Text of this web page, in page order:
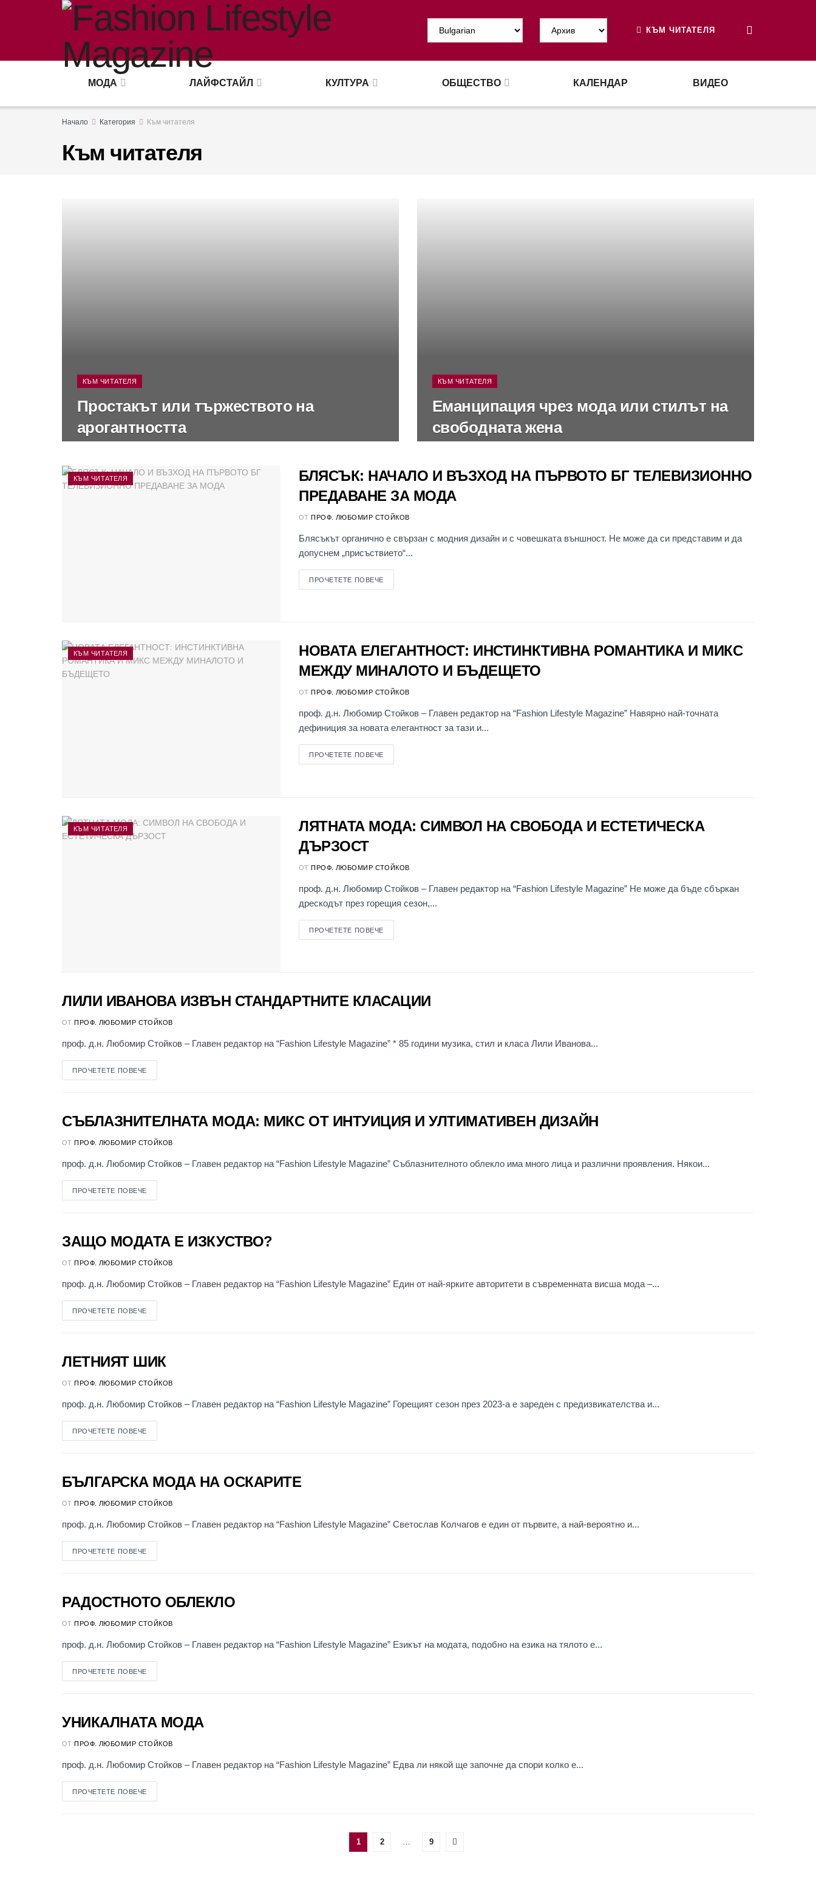
КЪМ ЧИТАТЕЛЯ
МОДА ЛАЙФСТАЙЛ КУЛТУРА ОБЩЕСТВО КАЛЕНДАР ВИДЕО
Начало Категория Към читателя
Към читателя
КЪМ ЧИТАТЕЛЯ
Простакът или тържеството на
арогантността
КЪМ ЧИТАТЕЛЯ
Еманципация чрез мода или стилът на
свободната жена
КЪМ ЧИТАТЕЛЯ
БЛЯСЪК: НАЧАЛО И ВЪЗХОД НА ПЪРВОТО БГ ТЕЛЕВИЗИОННО
ПРЕДАВАНЕ ЗА МОДА
ОТ ПРОФ. ЛЮБОМИР СТОЙКОВ
Блясъкът органично е свързан с модния дизайн и с човешката външност. Не може да си представим и да
допуснем „присъствието“...
ПРОЧЕТЕТЕ ПОВЕЧЕ
КЪМ ЧИТАТЕЛЯ
НОВАТА ЕЛЕГАНТНОСТ: ИНСТИНКТИВНА РОМАНТИКА И МИКС
МЕЖДУ МИНАЛОТО И БЪДЕЩЕТО
ОТ ПРОФ. ЛЮБОМИР СТОЙКОВ
проф. д.н. Любомир Стойков – Главен редактор на “Fashion Lifestyle Magazine” Навярно най-точната
дефиниция за новата елегантност за тази и...
ПРОЧЕТЕТЕ ПОВЕЧЕ
КЪМ ЧИТАТЕЛЯ
ЛЯТНАТА МОДА: СИМВОЛ НА СВОБОДА И ЕСТЕТИЧЕСКА
ДЪРЗОСТ
ОТ ПРОФ. ЛЮБОМИР СТОЙКОВ
проф. д.н. Любомир Стойков – Главен редактор на “Fashion Lifestyle Magazine” Не може да бъде сбъркан
дрескодът през горещия сезон,...
ПРОЧЕТЕТЕ ПОВЕЧЕ
КЪМ ЧИТАТЕЛЯ
ЛИЛИ ИВАНОВА ИЗВЪН СТАНДАРТНИТЕ КЛАСАЦИИ
ОТ ПРОФ. ЛЮБОМИР СТОЙКОВ
проф. д.н. Любомир Стойков – Главен редактор на “Fashion Lifestyle Magazine” * 85 години музика, стил и класа Лили Иванова...
ПРОЧЕТЕТЕ ПОВЕЧЕ
КЪМ ЧИТАТЕЛЯ
СЪБЛАЗНИТЕЛНАТА МОДА: МИКС ОТ ИНТУИЦИЯ И УЛТИМАТИВЕН ДИЗАЙН
ОТ ПРОФ. ЛЮБОМИР СТОЙКОВ
проф. д.н. Любомир Стойков – Главен редактор на “Fashion Lifestyle Magazine” Съблазнителното облекло има много лица и различни проявления. Някои...
ПРОЧЕТЕТЕ ПОВЕЧЕ
КЪМ ЧИТАТЕЛЯ
ЗАЩО МОДАТА Е ИЗКУСТВО?
ОТ ПРОФ. ЛЮБОМИР СТОЙКОВ
проф. д.н. Любомир Стойков – Главен редактор на “Fashion Lifestyle Magazine” Един от най-ярките авторитети в съвременната висша мода –...
ПРОЧЕТЕТЕ ПОВЕЧЕ
КЪМ ЧИТАТЕЛЯ
ЛЕТНИЯТ ШИК
ОТ ПРОФ. ЛЮБОМИР СТОЙКОВ
проф. д.н. Любомир Стойков – Главен редактор на “Fashion Lifestyle Magazine” Горещият сезон през 2023-а е зареден с предизвикателства и...
ПРОЧЕТЕТЕ ПОВЕЧЕ
КЪМ ЧИТАТЕЛЯ
БЪЛГАРСКА МОДА НА ОСКАРИТЕ
ОТ ПРОФ. ЛЮБОМИР СТОЙКОВ
проф. д.н. Любомир Стойков – Главен редактор на “Fashion Lifestyle Magazine” Светослав Колчагов е един от първите, а най-вероятно и...
ПРОЧЕТЕТЕ ПОВЕЧЕ
КЪМ ЧИТАТЕЛЯ
РАДОСТНОТО ОБЛЕКЛО
ОТ ПРОФ. ЛЮБОМИР СТОЙКОВ
проф. д.н. Любомир Стойков – Главен редактор на “Fashion Lifestyle Magazine” Езикът на модата, подобно на езика на тялото е...
ПРОЧЕТЕТЕ ПОВЕЧЕ
КЪМ ЧИТАТЕЛЯ
УНИКАЛНАТА МОДА
ОТ ПРОФ. ЛЮБОМИР СТОЙКОВ
проф. д.н. Любомир Стойков – Главен редактор на “Fashion Lifestyle Magazine” Едва ли някой ще започне да спори колко е...
ПРОЧЕТЕТЕ ПОВЕЧЕ
1 2 … 9